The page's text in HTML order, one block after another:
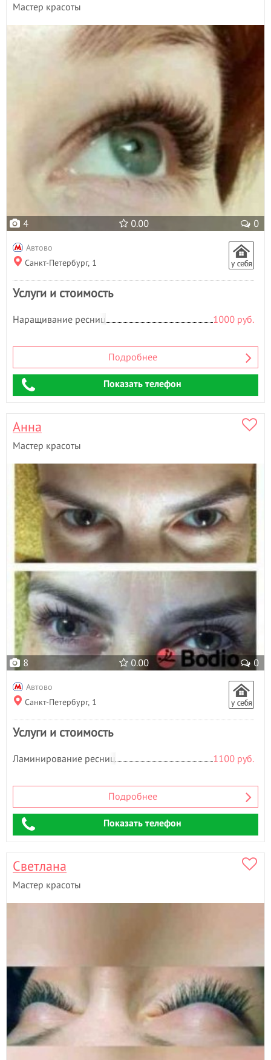
Мастер красоты
4 0.00 0
Автово
Санкт-Петербург, 1
Услуги и стоимость
Наращивание ресниц 1000 руб.
Подробнее
Показать телефон
Анна
Мастер красоты
8 0.00 0
Автово
Санкт-Петербург, 1
Услуги и стоимость
Ламинирование ресниц 1100 руб.
Подробнее
Показать телефон
Светлана
Мастер красоты